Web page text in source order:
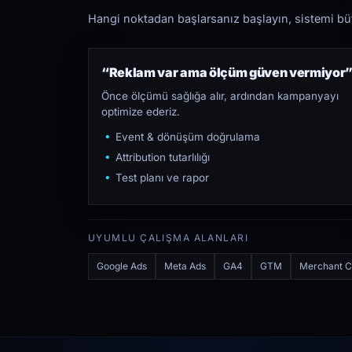
Hangi noktadan başlarsanız başlayın, sistemi
“Reklam var ama ölçüm güven
Önce ölçümü sağlığa alır, ardından kampanyayı
optimize ederiz.
Event & dönüşüm doğrulama
Attribution tutarlılığı
Test planı ve rapor
UYUMLU ÇALIŞMA ALANLARI
Google Ads Meta Ads GA4 GTM Merchant